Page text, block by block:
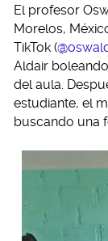
El profesor
Morelos,
TikTok (
Aldair
del aula.
estudiante, el
buscando una